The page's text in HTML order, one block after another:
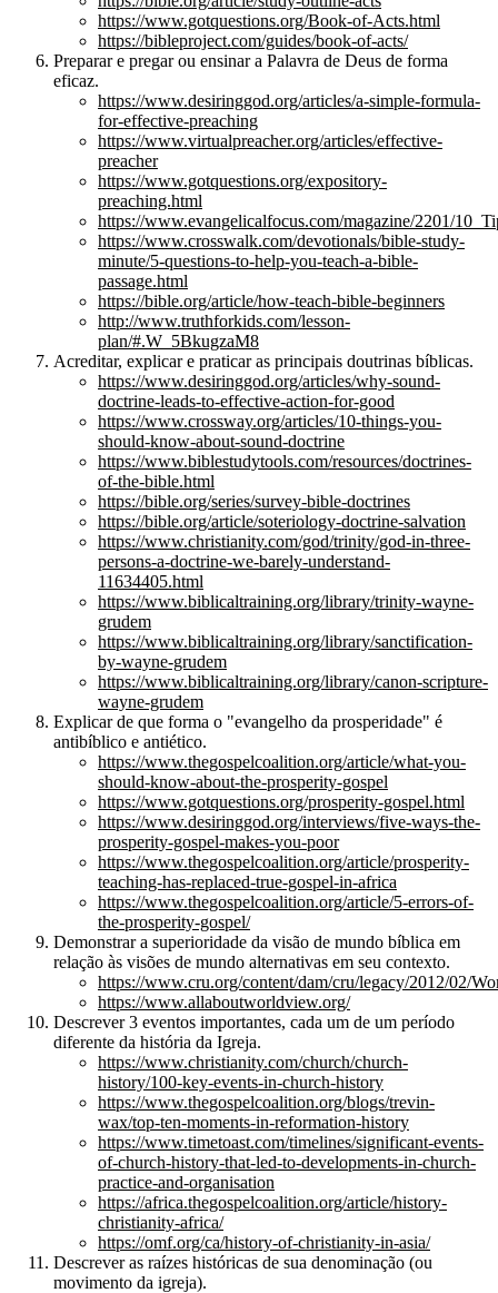
https://www.gotquestions.org/Book-of-Acts.html
https://bibleproject.com/guides/book-of-acts/
Preparar e pregar ou ensinar a Palavra de Deus de forma
eficaz.
https://www.desiringgod.org/articles/a-simple-formula-
for-effective-preaching
https://www.virtualpreacher.org/articles/effective-
preacher
https://www.gotquestions.org/expository-
preaching.html
https://www.evangelicalfocus.com/magazine/2201/
https://www.crosswalk.com/devotionals/bible-study-
minute/5-questions-to-help-you-teach-a-bible-
passage.html
https://bible.org/article/how-teach-bible-beginners
http://www.truthforkids.com/lesson-
plan/#.W_5BkugzaM8
Acreditar, explicar e praticar as principais doutrinas bíblicas.
https://www.desiringgod.org/articles/why-sound-
doctrine-leads-to-effective-action-for-good
https://www.crossway.org/articles/10-things-you-
should-know-about-sound-doctrine
https://www.biblestudytools.com/resources/doctrines-
of-the-bible.html
https://bible.org/series/survey-bible-doctrines
https://bible.org/article/soteriology-doctrine-salvation
https://www.christianity.com/god/trinity/god-in-three-
persons-a-doctrine-we-barely-understand-
11634405.html
https://www.biblicaltraining.org/library/trinity-wayne-
grudem
https://www.biblicaltraining.org/library/sanctification-
by-wayne-grudem
https://www.biblicaltraining.org/library/canon-scripture-
wayne-grudem
Explicar de que forma o "evangelho da prosperidade" é
antibíblico e antiético.
https://www.thegospelcoalition.org/article/what-you-
should-know-about-the-prosperity-gospel
https://www.gotquestions.org/prosperity-gospel.html
https://www.desiringgod.org/interviews/five-ways-the-
prosperity-gospel-makes-you-poor
https://www.thegospelcoalition.org/article/prosperity-
teaching-has-replaced-true-gospel-in-africa
https://www.thegospelcoalition.org/article/5-errors-of-
the-prosperity-gospel/
Demonstrar a superioridade da visão de mundo bíblica em
relação às visões de mundo alternativas em seu contexto.
https://www.cru.org/content/dam/cru/legacy/2012/02/
https://www.allaboutworldview.org/
Descrever 3 eventos importantes, cada um de um período
diferente da história da Igreja.
https://www.christianity.com/church/church-
history/100-key-events-in-church-history
https://www.thegospelcoalition.org/blogs/trevin-
wax/top-ten-moments-in-reformation-history
https://www.timetoast.com/timelines/significant-events-
of-church-history-that-led-to-developments-in-church-
practice-and-organisation
https://africa.thegospelcoalition.org/article/history-
christianity-africa/
https://omf.org/ca/history-of-christianity-in-asia/
Descrever as raízes históricas de sua denominação (ou
movimento da igreja).